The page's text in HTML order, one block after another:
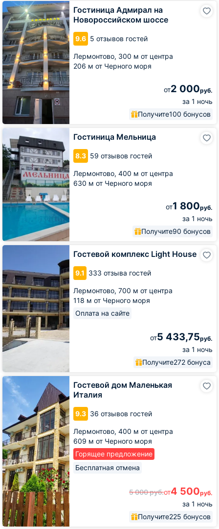
Гостиница Адмирал на
Новороссийском шоссе
9.6 5 отзывов гостей
Лермонтово, 300 м от центра
206 м от Черного моря
от2 000руб.
за 1 ночь
Получите100 бонусов
Гостиница
Адмирал
на
Новороссийском
шоссе
Гостиница Мельница
8.3 59 отзывов гостей
Лермонтово, 400 м от центра
630 м от Черного моря
от1 800руб.
за 1 ночь
Получите90 бонусов
Гостиница
Мельница
Гостевой комплекс Light House
9.1 333 отзыва гостей
Лермонтово, 700 м от центра
118 м от Черного моря
Оплата на сайте
от5 433,75руб.
за 1 ночь
Получите272 бонуса
Гостевой
House
Гостевой дом Маленькая
Италия
9.3 36 отзывов гостей
Лермонтово, 400 м от центра
609 м от Черного моря
Горящее предложение
Бесплатная отмена
5 000руб.от4 500руб.
за 1 ночь
Получите225 бонусов
Гостевой
Маленькая